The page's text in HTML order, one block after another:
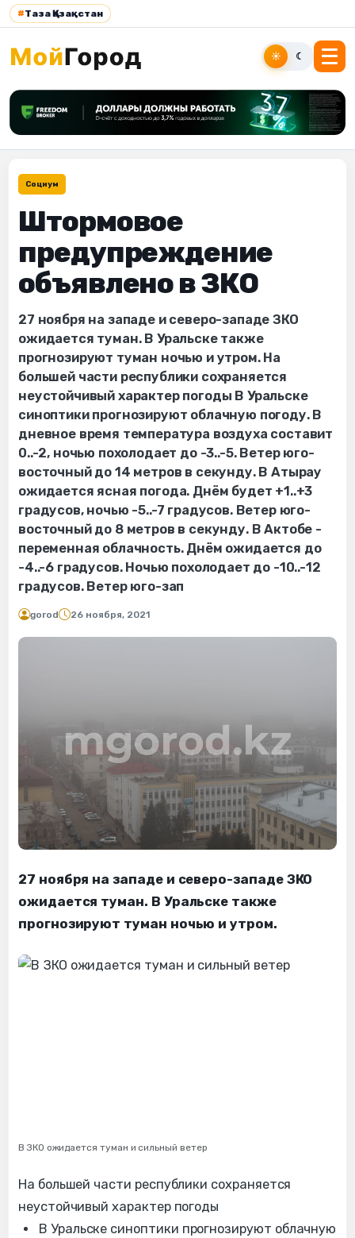
#Таза Қазақстан
☀ ☾
Социум
Штормовое
предупреждение
объявлено в ЗКО
27 ноября на западе и северо-западе ЗКО
ожидается туман. В Уральске также
прогнозируют туман ночью и утром. На
большей части республики сохраняется
неустойчивый характер погоды В Уральске
синоптики прогнозируют облачную погоду. В
дневное время температура воздуха составит
0..-2, ночью похолодает до -3..-5. Ветер юго-
восточный до 14 метров в секунду. В Атырау
ожидается ясная погода. Днём будет +1..+3
градусов, ночью -5..-7 градусов. Ветер юго-
восточный до 8 метров в секунду. В Актобе -
переменная облачность. Днём ожидается до
-4..-6 градусов. Ночью похолодает до -10..-12
градусов. Ветер юго-зап
gorod 26 ноября, 2021
27 ноября на западе и северо-западе ЗКО
ожидается туман. В Уральске также
прогнозируют туман ночью и утром.
В ЗКО ожидается туман и сильный ветер
На большей части республики сохраняется
неустойчивый характер погоды
В Уральске синоптики прогнозируют облачную